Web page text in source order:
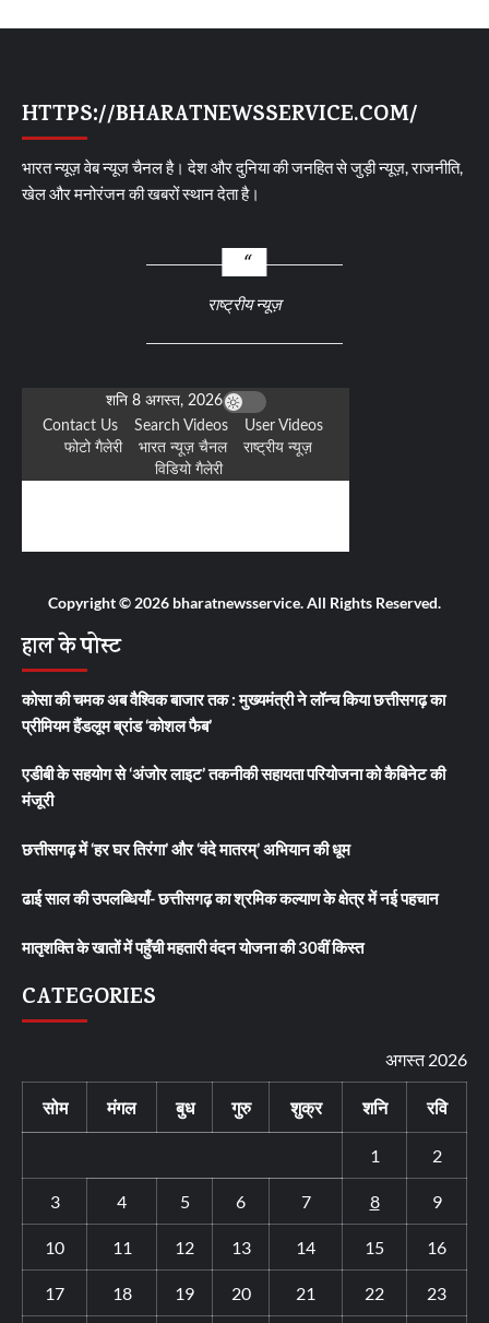
HTTPS://BHARATNEWSSERVICE.COM/
भारत न्यूज़ वेब न्यूज चैनल है। देश और दुनिया की जनहित से जुड़ी न्यूज़, राजनीति,
खेल और मनोरंजन की खबरों स्थान देता है।
राष्ट्रीय न्यूज़
Copyright © 2026 bharatnewsservice. All Rights Reserved.
हाल के पोस्ट
कोसा की चमक अब वैश्विक बाजार तक : मुख्यमंत्री ने लॉन्च किया छत्तीसगढ़ का
प्रीमियम हैंडलूम ब्रांड ‘कोशल फैब’
एडीबी के सहयोग से ‘अंजोर लाइट’ तकनीकी सहायता परियोजना को कैबिनेट की
मंजूरी
छत्तीसगढ़ में ‘हर घर तिरंगा’ और ‘वंदे मातरम्’ अभियान की धूम
ढाई साल की उपलब्धियाँ- छत्तीसगढ़ का श्रमिक कल्याण के क्षेत्र में नई पहचान
मातृशक्ति के खातों में पहुँची महतारी वंदन योजना की 30वीं किस्त
CATEGORIES
अगस्त 2026
सोम मंगल बुध गुरु शुक्र शनि रवि
1 2
3 4 5 6 7 8 9
10 11 12 13 14 15 16
17 18 19 20 21 22 23